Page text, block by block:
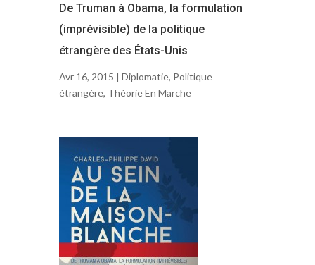
De Truman à Obama, la formulation
(imprévisible) de la politique
étrangère des États-Unis
Avr 16, 2015 | Diplomatie, Politique
étrangère, Théorie En Marche